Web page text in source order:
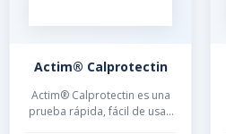
Actim® Calprotectin
Actim® Calprotectin es una
prueba rápida, fácil de usar,